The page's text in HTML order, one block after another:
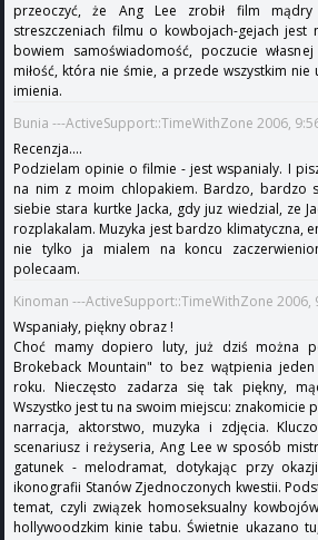
przeoczyć, że Ang Lee zrobił film mądry
streszczeniach filmu o kowbojach-gejach jest
bowiem samoświadomość, poczucie
miłość, która nie śmie, a przede wszystkim
imienia.
Bunia ---ActiveSupport::TimeWithZone 2006,
Recenzja....
Podzielam opinie o filmie - jest wspanialy. I
na nim z moim chlopakiem. Bardzo, bardzo
siebie stara kurtke Jacka, gdy juz wiedzial, ze
rozplakalam. Muzyka jest bardzo klimatyczna,
nie tylko ja mialem na koncu
polecaam.
Kinoman ---ActiveSupport::TimeWithZone 2006,
Wspaniały, piękny obraz !
Choć mamy dopiero luty, już dziś można
Brokeback Mountain" to bez wątpienia
roku. Nieczęsto zadarza się tak piękny,
Wszystko jest tu na swoim miejscu: znakomicie
narracja, aktorstwo, muzyka i zdjęcia.
scenariusz i reżyseria, Ang Lee w sposób
gatunek - melodramat, dotykając przy
ikonografii Stanów Zjednoczonych kwestii.
temat, czyli związek homoseksualny
hollywoodzkim kinie tabu. Świetnie ukazano